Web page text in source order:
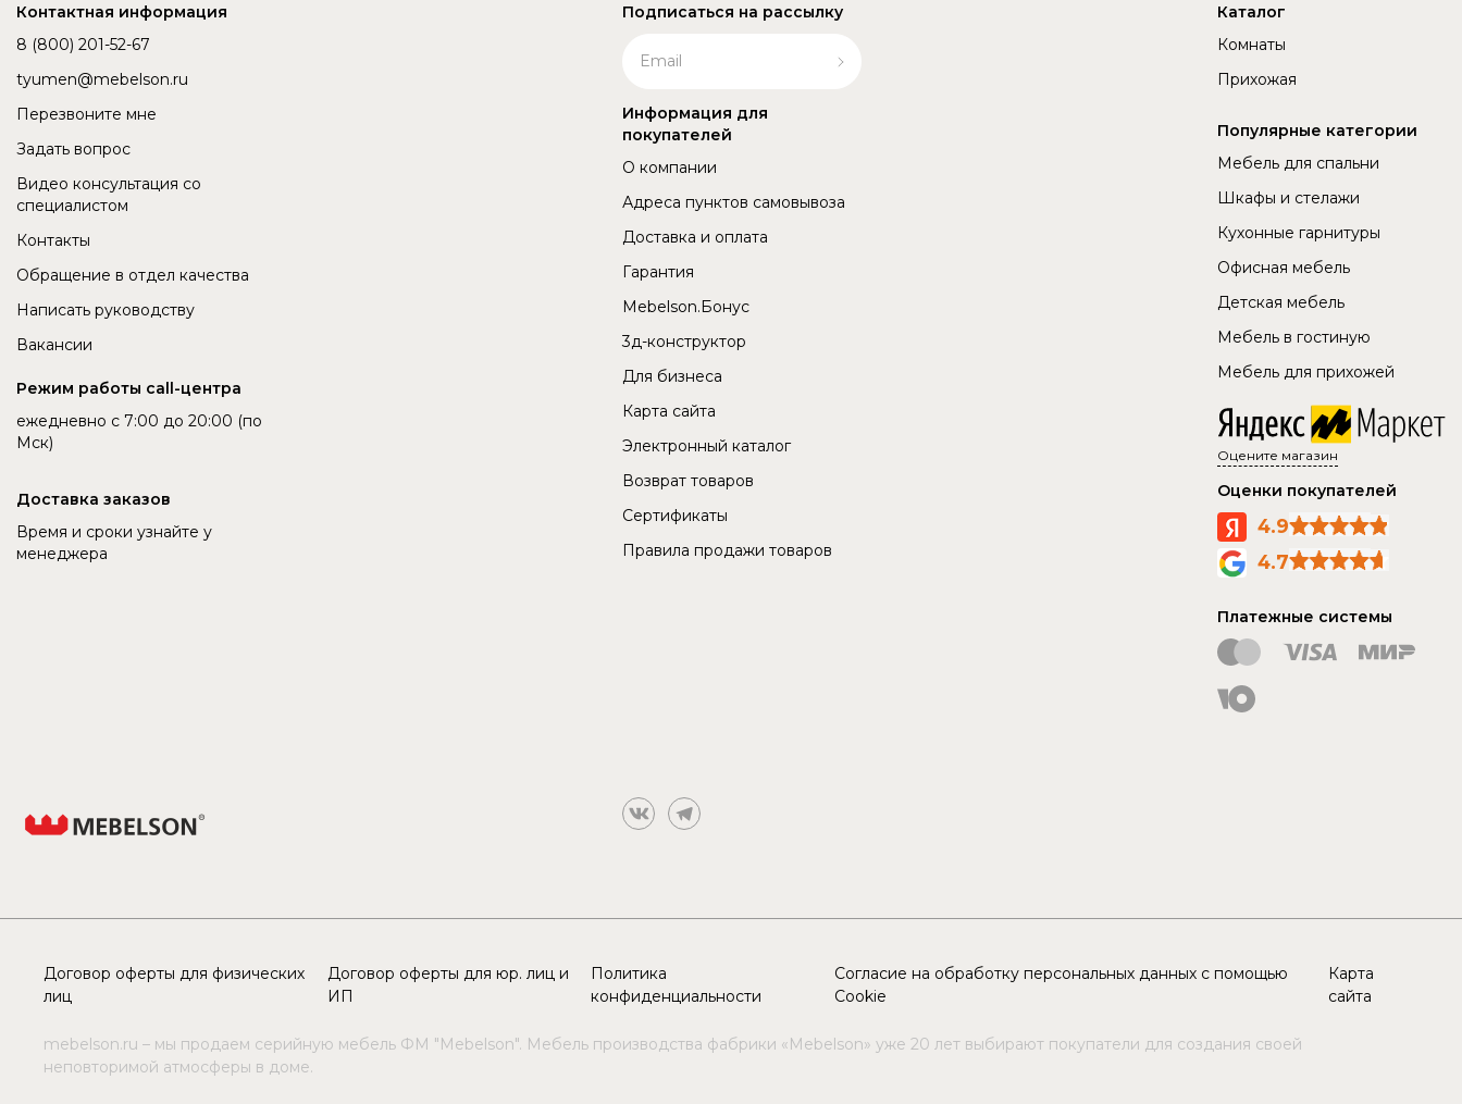
Контактная информация
8 (800) 201-52-67
tyumen@mebelson.ru
Перезвоните мне
Задать вопрос
Видео консультация со
специалистом
Контакты
Обращение в отдел качества
Написать руководству
Вакансии
Режим работы call-центра
ежедневно с 7:00 до 20:00 (по
Мск)
Доставка заказов
Время и сроки узнайте у
менеджера
Подписаться на рассылку
Информация для
покупателей
О компании
Адреса пунктов самовывоза
Доставка и оплата
Гарантия
Mebelson.Бонус
3д-конструктор
Для бизнеса
Карта сайта
Электронный каталог
Возврат товаров
Сертификаты
Правила продажи товаров
Каталог
Комнаты
Прихожая
Популярные категории
Мебель для спальни
Шкафы и стелажи
Кухонные гарнитуры
Офисная мебель
Детская мебель
Мебель в гостиную
Мебель для прихожей
Оцените магазин
Оценки покупателей
4.9
4.7
Платежные системы
Договор оферты для физических
лиц
Договор оферты для юр. лиц и
ИП
Политика
конфиденциальности
Согласие на обработку персональных данных с помощью
Cookie
Карта
сайта
mebelson.ru – мы продаем серийную мебель ФМ "Mebelson". Мебель производства фабрики «Mebelson» уже 20 лет выбирают покупатели для создания своей
неповторимой атмосферы в доме.